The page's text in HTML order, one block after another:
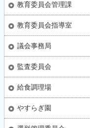
教育委員会管理課
教育委員会指導室
議会事務局
監査委員会
給食調理場
やすらぎ園